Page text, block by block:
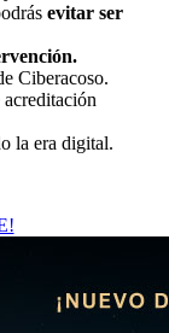
evitar ser
Ciberacoso.
la era digital.